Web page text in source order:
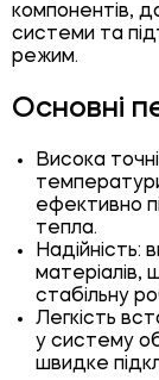
компонентів,
системи та
режим.
Основні
Висока
ефективно
тепла.
Надійність:
матеріалів,
стабільну
Легкість
у систему
швидке